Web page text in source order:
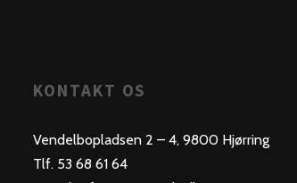
KONTAKT OS
Vendelbopladsen 2 – 4, 9800 Hjørring
Tlf. 53 68 61 64